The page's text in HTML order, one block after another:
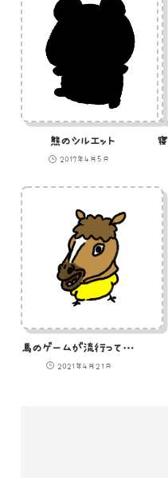
熊のシルエット
2017年4月5日
馬のゲームが流行っていることを知り馬のかぶりもので人気にあやかろうとしているひよこのイラスト
2021年4月21日